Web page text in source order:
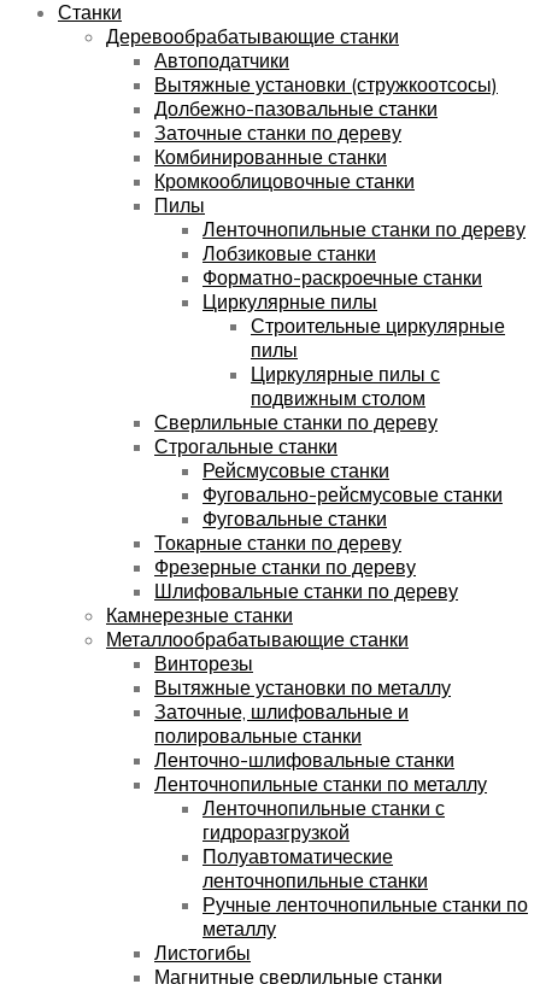
Станки
Деревообрабатывающие станки
Автоподатчики
Вытяжные установки (стружкоотсосы)
Долбежно-пазовальные станки
Заточные станки по дереву
Комбинированные станки
Кромкооблицовочные станки
Пилы
Ленточнопильные станки по дереву
Лобзиковые станки
Форматно-раскроечные станки
Циркулярные пилы
Строительные циркулярные
пилы
Циркулярные пилы с
подвижным столом
Сверлильные станки по дереву
Строгальные станки
Рейсмусовые станки
Фуговально-рейсмусовые станки
Фуговальные станки
Токарные станки по дереву
Фрезерные станки по дереву
Шлифовальные станки по дереву
Камнерезные станки
Металлообрабатывающие станки
Винторезы
Вытяжные установки по металлу
Заточные, шлифовальные и
полировальные станки
Ленточно-шлифовальные станки
Ленточнопильные станки по металлу
Ленточнопильные станки с
гидроразгрузкой
Полуавтоматические
ленточнопильные станки
Ручные ленточнопильные станки по
металлу
Листогибы
Магнитные сверлильные станки